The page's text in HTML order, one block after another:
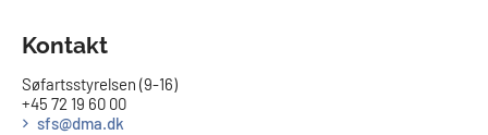
Kontakt
Søfartsstyrelsen (9-16)
+45 72 19 60 00
sfs@dma.dk